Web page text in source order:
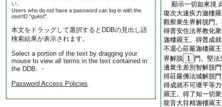
い。
Users who do not have a password can log in with the
userID "guest".
本文をドラッグして選択するとDDBの見出し語
検索結果が表示されます。
Select a portion of the text by dragging your
mouse to view all terms in the text contained in
the DDB. ・
Password Access Policies
顯示一切如來境
復次大速疾力迦樓
觀察衆生界解脱門
得普安住法界教化
迦樓羅王。得普成
不退心莊嚴迦樓羅
界解脱 1
門。堅
邊衆生差別智解脱
得莊嚴佛法城解脱
得成就不可壞平等
羅王。得了知一切
龍音大目精迦樓羅